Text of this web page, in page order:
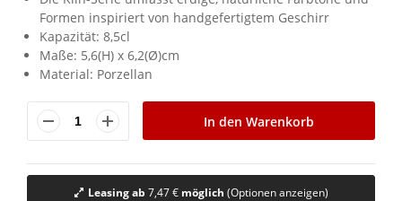
Formen inspiriert von handgefertigtem Geschirr
Kapazität: 8,5cl
Maße: 5,6(H) x 6,2(Ø)cm
Material: Porzellan
In den Warenkorb
Leasing ab 7,47 €möglich (Optionen anzeigen)